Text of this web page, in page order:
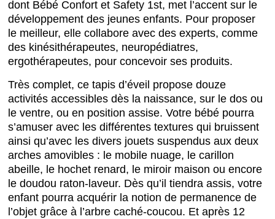
dont Bébé Confort et Safety 1st, met l’accent sur le
développement des jeunes enfants. Pour proposer
le meilleur, elle collabore avec des experts, comme
des kinésithérapeutes, neuropédiatres,
ergothérapeutes, pour concevoir ses produits.
Très complet, ce tapis d’éveil propose douze
activités accessibles dès la naissance, sur le dos ou
le ventre, ou en position assise. Votre bébé pourra
s’amuser avec les différentes textures qui bruissent
ainsi qu’avec les divers jouets suspendus aux deux
arches amovibles : le mobile nuage, le carillon
abeille, le hochet renard, le miroir maison ou encore
le doudou raton-laveur. Dès qu’il tiendra assis, votre
enfant pourra acquérir la notion de permanence de
l’objet grâce à l’arbre caché-coucou. Et après 12